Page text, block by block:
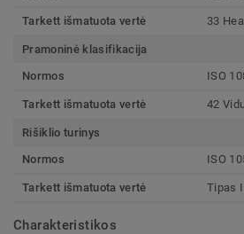
Tarkett išmatuota vertė 33
Pramoninė klasifikacija
Normos
ISO
Tarkett išmatuota vertė 42
Rišiklio turinys
Normos
ISO
Tarkett išmatuota vertė Tipas I
Charakteristikos